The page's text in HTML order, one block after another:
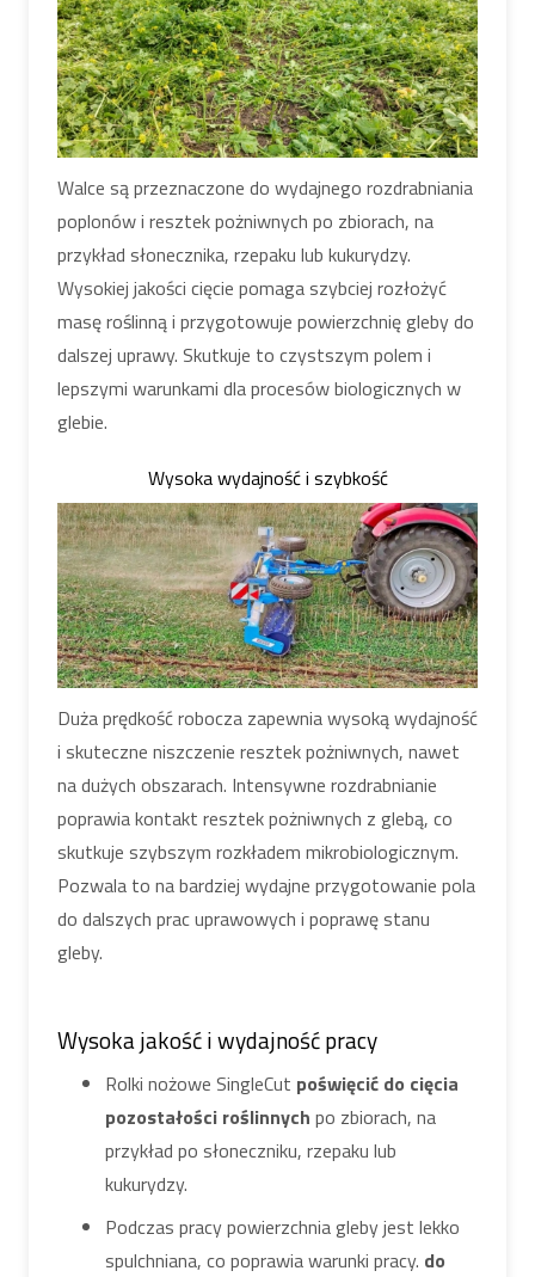
Walce są przeznaczone do wydajnego rozdrabniania
poplonów i resztek pożniwnych po zbiorach, na
przykład słonecznika, rzepaku lub kukurydzy.
Wysokiej jakości cięcie pomaga szybciej rozłożyć
masę roślinną i przygotowuje powierzchnię gleby do
dalszej uprawy. Skutkuje to czystszym polem i
lepszymi warunkami dla procesów biologicznych w
glebie.
Wysoka wydajność i szybkość
Duża prędkość robocza zapewnia wysoką wydajność
i skuteczne niszczenie resztek pożniwnych, nawet
na dużych obszarach. Intensywne rozdrabnianie
poprawia kontakt resztek pożniwnych z glebą, co
skutkuje szybszym rozkładem mikrobiologicznym.
Pozwala to na bardziej wydajne przygotowanie pola
do dalszych prac uprawowych i poprawę stanu
gleby.
Wysoka jakość i wydajność pracy
Rolki nożowe SingleCut poświęcić do cięcia
pozostałości roślinnych po zbiorach, na
przykład po słoneczniku, rzepaku lub
kukurydzy.
Podczas pracy powierzchnia gleby jest lekko
spulchniana, co poprawia warunki pracy. do